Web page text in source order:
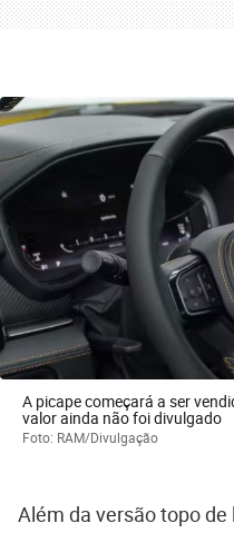
A picape começará a ser
valor ainda não foi divulgado
Foto: RAM/Divulgação
Além da versão topo de